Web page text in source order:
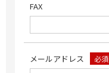
FAX
メールアドレス 必須